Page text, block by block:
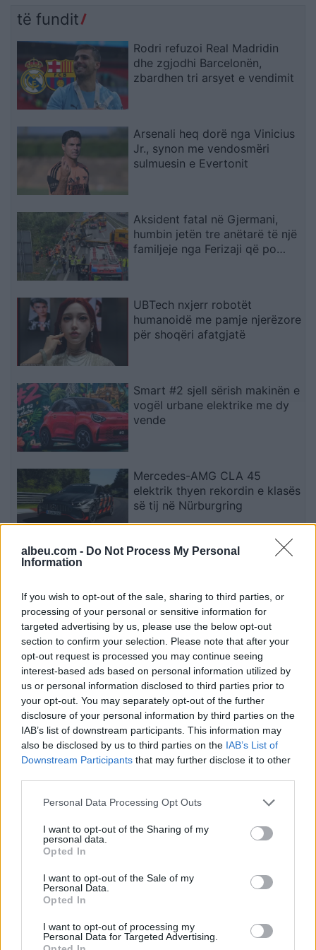
albeu.com - Do Not Process My Personal
Information
If you wish to opt-out of the sale, sharing to third parties, or
processing of your personal or sensitive information for
targeted advertising by us, please use the below opt-out
section to confirm your selection. Please note that after your
opt-out request is processed you may continue seeing
interest-based ads based on personal information utilized by
us or personal information disclosed to third parties prior to
your opt-out. You may separately opt-out of the further
disclosure of your personal information by third parties on the
IAB’s list of downstream participants. This information may
also be disclosed by us to third parties on the IAB’s List of
Downstream Participants that may further disclose it to other
Personal Data Processing Opt Outs
I want to opt-out of the Sharing of my
personal data.
Opted In
I want to opt-out of the Sale of my
Personal Data.
Opted In
I want to opt-out of processing my
Personal Data for Targeted Advertising.
të fundit
Rodri refuzoi Real Madridin
dhe zgjodhi Barcelonën,
zbardhen tri arsyet e vendimit
Arsenali heq dorë nga Vinicius
Jr., synon me vendosmëri
sulmuesin e Evertonit
Aksident fatal në Gjermani,
humbin jetën tre anëtarë të një
familjeje nga Ferizaji që po
UBTech nxjerr robotët
humanoidë me pamje njerëzore
për shoqëri afatgjatë
Smart #2 sjell sërish makinën e
vogël urbane elektrike me dy
vende
Mercedes-AMG CLA 45
elektrik thyen rekordin e klasës
së tij në Nürburgring
Teleskopi më i fuqishëm diellor
në motin hapësinor dhe Tokë
Esim for Global
Esim for USA Esim for Italy
for Turkey|Esim for Germany|Esim for Greece|